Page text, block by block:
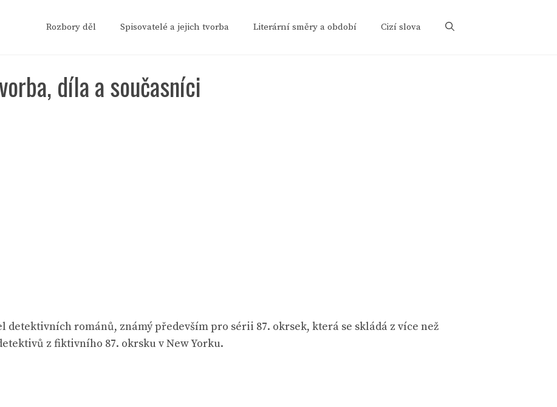
Rozbory děl Spisovatelé a jejich tvorba Literární směry a období Cizí slova
díla a současníci
detektivních románů, známý především pro sérii 87. okrsek, která se skládá z více než
z fiktivního 87. okrsku v New Yorku.